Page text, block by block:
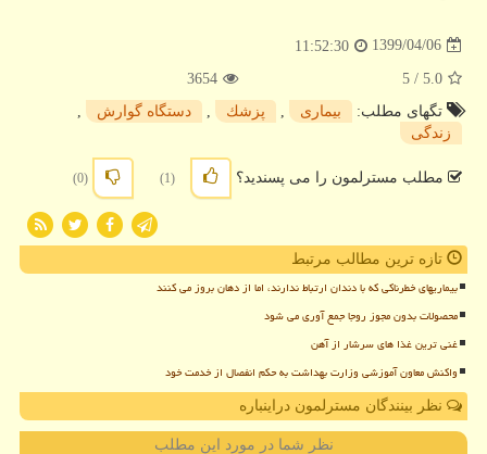
1399/04/06
11:52:30
5.0
/ 5
3654
تگهای مطلب:
بیماری پزشك دستگاه گوارش
زندگی
مطلب مسترلمون را می پسندید؟ (1)
(0)
تازه ترین مطالب مرتبط
بیماریهای خطرناکی که با دندان ارتباط ندارند، اما از دهان بروز می کنند
محصولات بدون مجوز روجا جمع آوری می شود
غنی ترین غذا های سرشار از آهن
واکنش معاون آموزشی وزارت بهداشت به حکم انفصال از خدمت خود
نظر بینندگان مسترلمون دراینباره
نظر شما در مورد این مطلب